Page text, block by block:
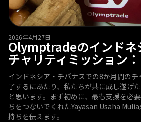
2026年4月27日
Olymptradeのインドネ
チャリティミッション
インドネシア・チパナスでの8か月間の
了するにあたり、私たちが共に成し遂げ
と思います。まず初めに、最も支援を必
ちをつないでくれたYayasan Usaha
持ちを伝えます。